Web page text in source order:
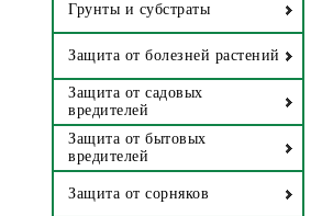
Грунты и субстраты
Защита от болезней растений
Защита от садовых
вредителей
Защита от бытовых
вредителей
Защита от сорняков